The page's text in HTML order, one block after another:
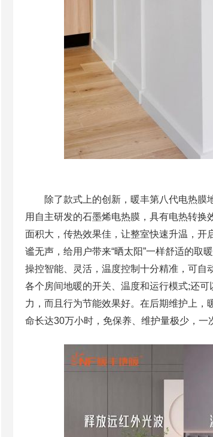
除了款式上的创新，暖丰第八代电热膜
用自主研发的石墨烯电热膜，具有电热转
面积大，传热效果佳，让整室快速升温，开
谧无声，给用户带来“晒太阳”一样舒适的取
操控智能、灵活，温度控制十分精准，可自
各个房间地暖的开关、温度和运行模式;还
力，而且行为节能效果好。在后期维护上
命长达30万小时，免保养、维护量极少，一